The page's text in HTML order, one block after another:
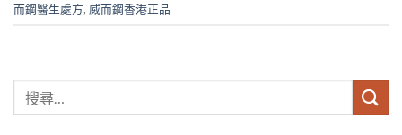
而鋼醫生處方, 威而鋼香港正品